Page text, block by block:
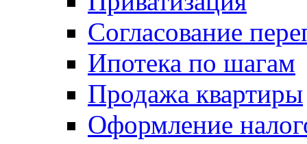
Согласование
Ипотека по шагам
Продажа квартиры
Оформление